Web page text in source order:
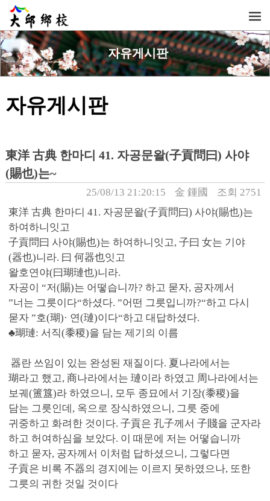
자유게시판
자유게시판
東洋 古典 한마디 41. 자공문왈(子貢問曰) 사야
(賜也)는~
25/08/13 21:20:15 金 鍾國
조회 2751
東洋 古典 한마디 41. 자공문왈(子貢問曰) 사야(賜也)는
하여하니잇고
子貢問曰 사야(賜也)는 하여하니잇고, 子曰 女는 기야
(器也)니라. 曰 何器也잇고
왈호연야(曰瑚璉也)니라.
자공이 “저(賜)는 어떻습니까? 하고 묻자, 공자께서
”너는 그릇이다“하셨다. ”어떤 그릇입니까?“하고 다시
묻자 ”호(瑚)· 연(璉)이다“하고 대답하셨다.
♣瑚璉: 서직(黍稷)을 담는 제기의 이름
器란 쓰임이 있는 완성된 재질이다. 夏나라에서는
瑚라고 했고, 商나라에서는 璉이라 하였고 周나라에서는
보궤(簠簋)라 하였으니, 모두 종묘에서 기장(黍稷)을
담는 그릇인데, 옥으로 장식하였으니, 그릇 중에
귀중하고 화려한 것이다. 子貢은 孔子께서 子賤을 군자라
하고 허여하심을 보았다. 이 때문에 저는 어떻습니까
하고 묻자, 공자께서 이처럼 답하셨으니, 그렇다면
子貢은 비록 不器의 경지에는 이르지 못하였으나, 또한
그릇의 귀한 것일 것이다